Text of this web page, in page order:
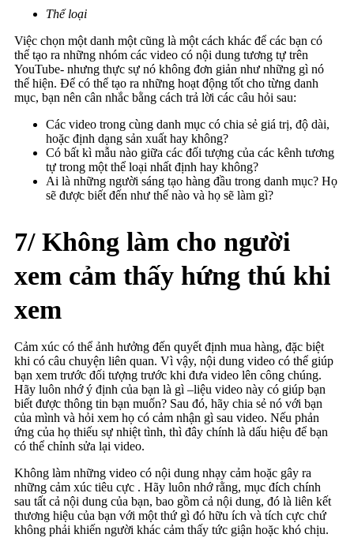
Thể loại
Việc chọn một danh một cũng là một cách khác để các bạn có
thể tạo ra những nhóm các video có nội dung tương tự trên
YouTube- nhưng thực sự nó không đơn giản như những gì nó
thể hiện. Để có thể tạo ra những hoạt động tốt cho từng danh
mục, bạn nên cân nhắc bằng cách trả lời các câu hỏi sau:
Các video trong cùng danh mục có chia sẻ giá trị, độ dài,
hoặc định dạng sản xuất hay không?
Có bất kì mẫu nào giữa các đối tượng của các kênh tương
tự trong một thể loại nhất định hay không?
Ai là những người sáng tạo hàng đầu trong danh mục? Họ
sẽ được biết đến như thế nào và họ sẽ làm gì?
7/ Không làm cho người
xem cảm thấy hứng thú khi
xem
Cảm xúc có thể ảnh hưởng đến quyết định mua hàng, đặc biệt
khi có câu chuyện liên quan. Vì vậy, nội dung video có thể giúp
bạn xem trước đối tượng trước khi đưa video lên công chúng.
Hãy luôn nhớ ý định của bạn là gì –liệu video này có giúp bạn
biết được thông tin bạn muốn? Sau đó, hãy chia sẻ nó với bạn
của mình và hỏi xem họ có cảm nhận gì sau video. Nếu phản
ứng của họ thiếu sự nhiệt tình, thì đây chính là dấu hiệu để bạn
có thể chỉnh sửa lại video.
Không làm những video có nội dung nhạy cảm hoặc gây ra
những cảm xúc tiêu cực . Hãy luôn nhớ rằng, mục đích chính
sau tất cả nội dung của bạn, bao gồm cả nội dung, đó là liên kết
thương hiệu của bạn với một thứ gì đó hữu ích và tích cực chứ
không phải khiến người khác cảm thấy tức giận hoặc khó chịu.